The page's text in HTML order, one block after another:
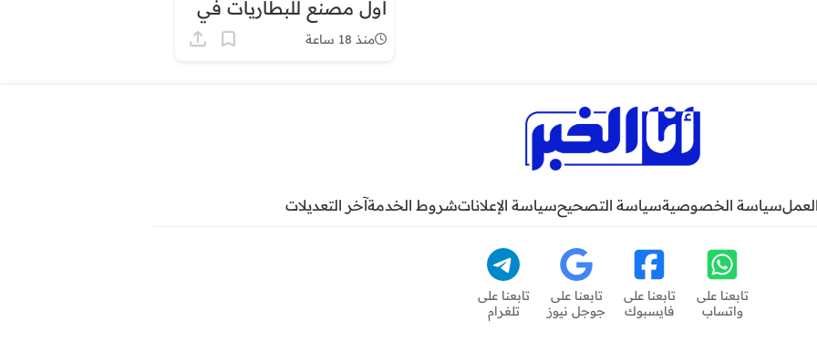
أول مصنع للبطاريات في
إفريقيا
منذ 18 ساعة
سياسة الخصوصيةسياسة التصحيحسياسة الإعلاناتشروط الخدمةآخر التعديلات
تابعنا على
واتساب
تابعنا على
فايسبوك
تابعنا على
جوجل نيوز
تابعنا على
تلغرام